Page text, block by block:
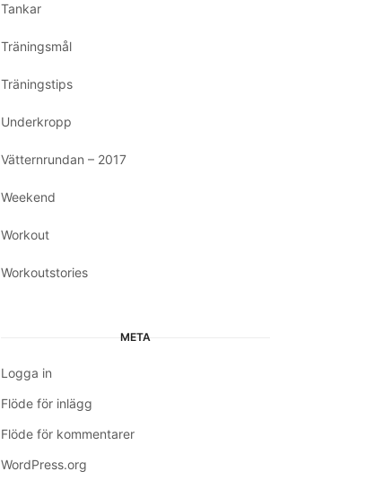
Tankar
Träningsmål
Träningstips
Underkropp
Vätternrundan – 2017
Weekend
Workout
Workoutstories
META
Logga in
Flöde för inlägg
Flöde för kommentarer
WordPress.org